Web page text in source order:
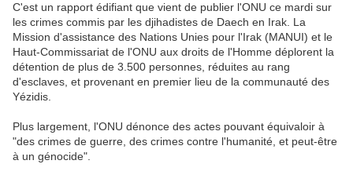
C'est un rapport édifiant que vient de publier l'ONU ce mardi sur
les crimes commis par les djihadistes de Daech en Irak. La
Mission d'assistance des Nations Unies pour l'Irak (MANUI) et le
Haut-Commissariat de l'ONU aux droits de l'Homme déplorent la
détention de plus de 3.500 personnes, réduites au rang
d'esclaves, et provenant en premier lieu de la communauté des
Yézidis.
Plus largement, l'ONU dénonce des actes pouvant équivaloir à
"des crimes de guerre, des crimes contre l'humanité, et peut-être
à un génocide".